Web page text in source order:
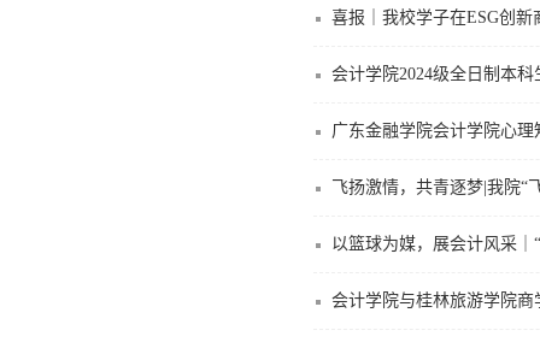
喜报｜我校学子在ESG创
会计学院2024级全日制本
广东金融学院会计学院心理
飞扬激情，共青逐梦|我院
以篮球为媒，展会计风采｜
会计学院与桂林旅游学院